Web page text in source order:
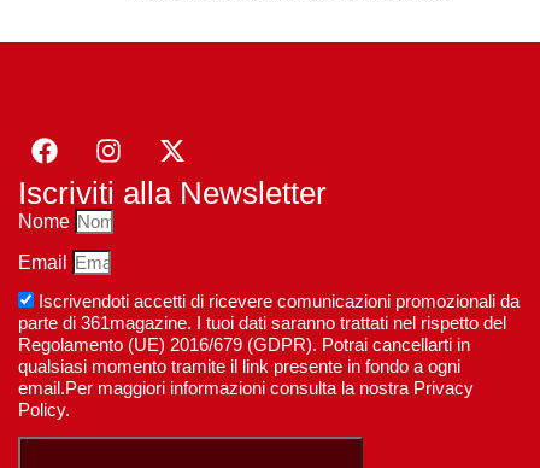
Iscriviti alla Newsletter
Nome
Email
Iscrivendoti accetti di ricevere comunicazioni promozionali da
parte di 361magazine. I tuoi dati saranno trattati nel rispetto del
Regolamento (UE) 2016/679 (GDPR). Potrai cancellarti in
qualsiasi momento tramite il link presente in fondo a ogni
email.Per maggiori informazioni consulta la nostra Privacy
Policy.